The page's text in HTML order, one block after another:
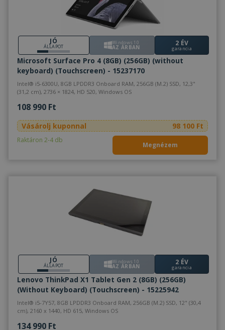
JÓ
ÁLLAPOT
Windows 10
AZ ÁRBAN 2 ÉV
garancia
Microsoft Surface Pro 4 (8GB) (256GB) (without
keyboard) (Touchscreen) - 15237170
Intel® i5-6300U, 8GB LPDDR3 Onboard RAM, 256GB (M.2) SSD, 12,3"
(31,2 cm), 2736 × 1824, HD 520, Windows OS
108 990 Ft
Vásárolj kuponnal 98 100 Ft
Raktáron 2-4 db
Megnézem
JÓ
ÁLLAPOT
Windows 10
AZ ÁRBAN 2 ÉV
garancia
Lenovo ThinkPad X1 Tablet Gen 2 (8GB) (256GB)
(Without Keyboard) (Touchscreen) - 15225942
Intel® i5-7Y57, 8GB LPDDR3 Onboard RAM, 256GB (M.2) SSD, 12" (30,4
cm), 2160 x 1440, HD 615, Windows OS
134 990 Ft